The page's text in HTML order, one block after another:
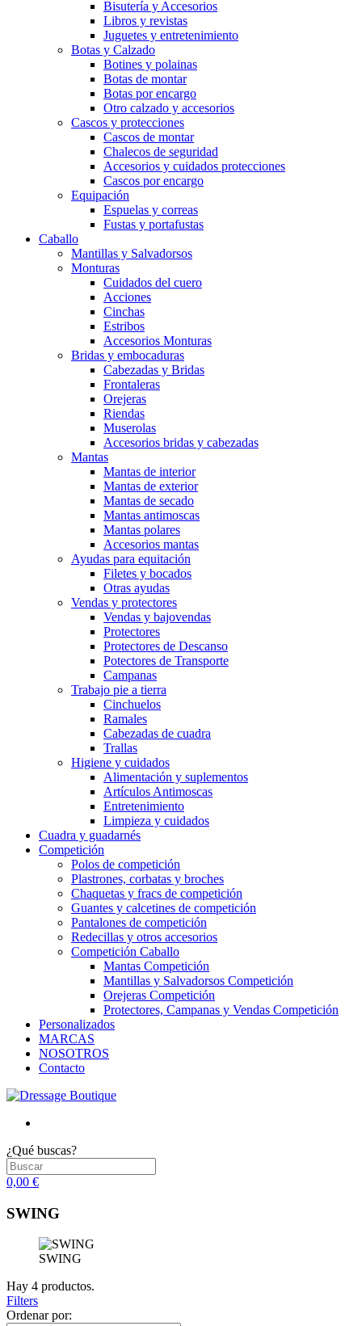
Bisutería y Accesorios
Libros y revistas
Juguetes y entretenimiento
Botas y Calzado
Botines y polainas
Botas de montar
Botas por encargo
Otro calzado y accesorios
Cascos y protecciones
Cascos de montar
Chalecos de seguridad
Accesorios y cuidados protecciones
Cascos por encargo
Equipación
Espuelas y correas
Fustas y portafustas
Caballo
Mantillas y Salvadorsos
Monturas
Cuidados del cuero
Acciones
Cinchas
Estribos
Accesorios Monturas
Bridas y embocaduras
Cabezadas y Bridas
Frontaleras
Orejeras
Riendas
Muserolas
Accesorios bridas y cabezadas
Mantas
Mantas de interior
Mantas de exterior
Mantas de secado
Mantas antimoscas
Mantas polares
Accesorios mantas
Ayudas para equitación
Filetes y bocados
Otras ayudas
Vendas y protectores
Vendas y bajovendas
Protectores
Protectores de Descanso
Potectores de Transporte
Campanas
Trabajo pie a tierra
Cinchuelos
Ramales
Cabezadas de cuadra
Trallas
Higiene y cuidados
Alimentación y suplementos
Artículos Antimoscas
Entretenimiento
Limpieza y cuidados
Cuadra y guadarnés
Competición
Polos de competición
Plastrones, corbatas y broches
Chaquetas y fracs de competición
Guantes y calcetines de competición
Pantalones de competición
Redecillas y otros accesorios
Competición Caballo
Mantas Competición
Mantillas y Salvadorsos Competición
Orejeras Competición
Protectores, Campanas y Vendas Competición
Personalizados
MARCAS
NOSOTROS
Contacto
¿Qué buscas?
0,00 €
SWING
SWING
Hay 4 productos.
Filters
Ordenar por: